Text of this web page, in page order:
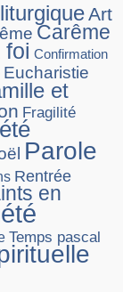
Art
Carême
foi Confirmation
Eucharistie
et
Fragilité
Parole
Rentrée
en
Temps pascal